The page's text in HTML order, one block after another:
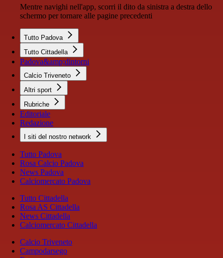
Mentre navighi nell'app, scorri il dito da sinistra a destra dello
schermo per tornare alle pagine precedenti
Tutto Padova
Tutto Cittadella
Padova&amp;dintorni
Calcio Triveneto
Altri sport
Rubriche
Editoriale
Redazione
I siti del nostro network
Tutto Padova
Rosa Calcio Padova
News Padova
Calciomercato Padova
Tutto Cittadella
Rosa AS Cittadella
News Cittadella
Calciomercato Cittadella
Calcio Triveneto
Campodarsego